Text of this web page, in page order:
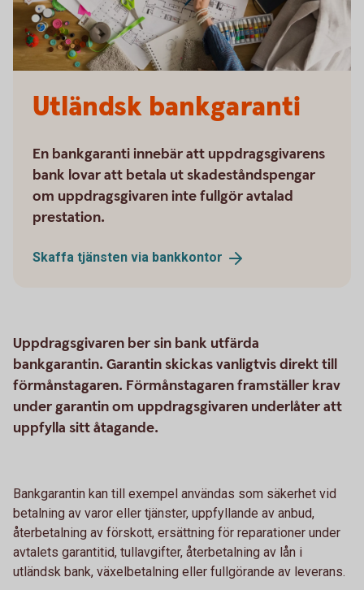
Utländsk bankgaranti
En bankgaranti innebär att uppdragsgivarens
bank lovar att betala ut skadeståndspengar
om uppdragsgivaren inte fullgör avtalad
prestation.
Skaffa tjänsten via bankkontor
Uppdragsgivaren ber sin bank utfärda
bankgarantin. Garantin skickas vanligtvis direkt till
förmånstagaren. Förmånstagaren framställer krav
under garantin om uppdragsgivaren underlåter att
uppfylla sitt åtagande.
Bankgarantin kan till exempel användas som säkerhet vid
betalning av varor eller tjänster, uppfyllande av anbud,
återbetalning av förskott, ersättning för reparationer under
avtalets garantitid, tullavgifter, återbetalning av lån i
utländsk bank, växelbetalning eller fullgörande av leverans.